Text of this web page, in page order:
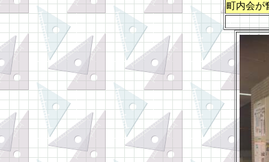
町内会が